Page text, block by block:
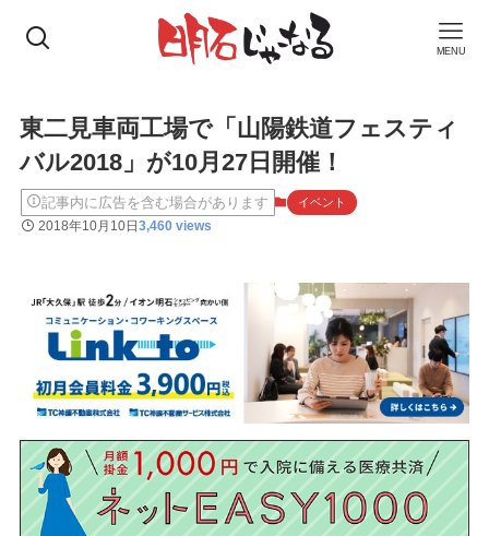
MENU
東二見車両工場で「山陽鉄道フェスティ
バル2018」が10月27日開催！
記事内に広告を含む場合があります イベント
2018年10月10日3,460 views